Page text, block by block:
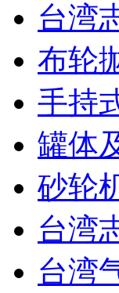
台湾
布轮
手持
罐体
砂轮
台湾
台湾